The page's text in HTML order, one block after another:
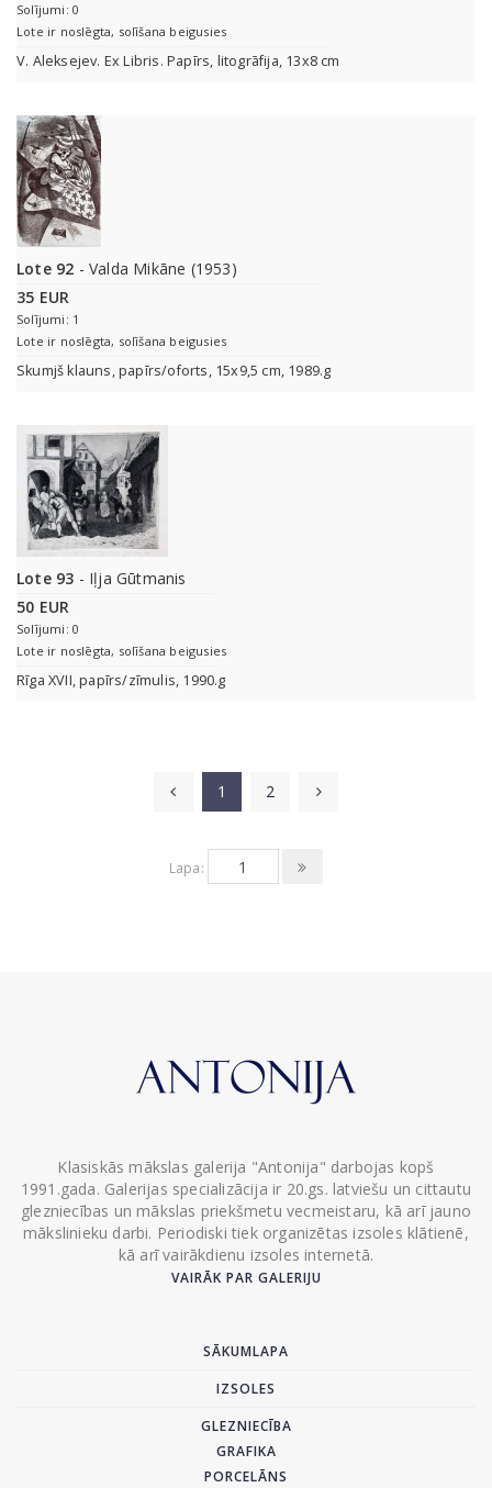
Solījumi: 0
Lote ir noslēgta, solīšana beigusies
V. Aleksejev. Ex Libris. Papīrs, litogrāfija, 13x8 cm
Lote 92 - Valda Mikāne (1953)
35 EUR
Solījumi: 1
Lote ir noslēgta, solīšana beigusies
Skumjš klauns, papīrs/oforts, 15x9,5 cm, 1989.g
Lote 93 - Iļja Gūtmanis
50 EUR
Solījumi: 0
Lote ir noslēgta, solīšana beigusies
Rīga ХVII, papīrs/zīmulis, 1990.g
1 2
Lapa:
Klasiskās mākslas galerija "Antonija" darbojas kopš
1991.gada. Galerijas specializācija ir 20.gs. latviešu un cittautu
glezniecības un mākslas priekšmetu vecmeistaru, kā arī jauno
mākslinieku darbi. Periodiski tiek organizētas izsoles klātienē,
kā arī vairākdienu izsoles internetā.
VAIRĀK PAR GALERIJU
SĀKUMLAPA
IZSOLES
GLEZNIECĪBA
GRAFIKA
PORCELĀNS